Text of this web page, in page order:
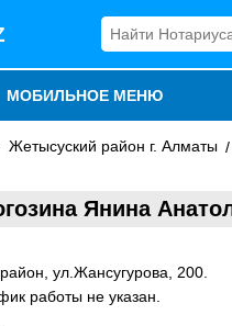
МОБИЛЬНОЕ МЕНЮ
Жетысуский район г. Алматы
Янина
ул.Жансугурова, 200.
работы не указан.